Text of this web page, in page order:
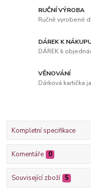
RUČNÍ VÝROBA
Ručně vyrobené
DÁREK K
DÁREK k
VĚNOVÁNÍ
Dárková kartička
Kompletní specifikace
Komentáře 0
Související zboží 5